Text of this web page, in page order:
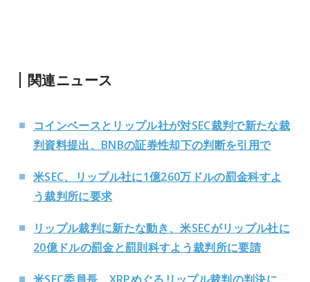
関連ニュース
コインベースとリップル社が対SEC裁判で新たな裁
判資料提出、BNBの証券性却下の判断を引用で
米SEC、リップル社に1億260万ドルの罰金科すよ
う裁判所に要求
リップル裁判に新たな動き、米SECがリップル社に
20億ドルの罰金と罰則科すよう裁判所に要請